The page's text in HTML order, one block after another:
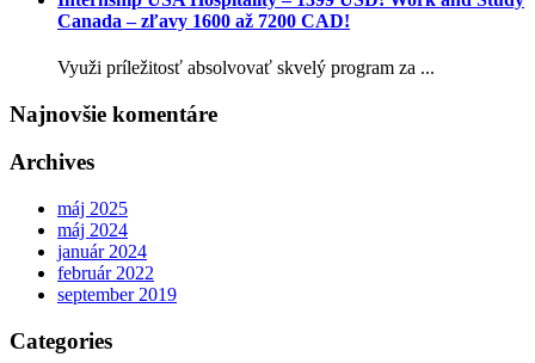
Canada – zľavy 1600 až 7200 CAD!
Využi príležitosť absolvovať skvelý program za ...
Najnovšie komentáre
Archives
máj 2025
máj 2024
január 2024
február 2022
september 2019
Categories